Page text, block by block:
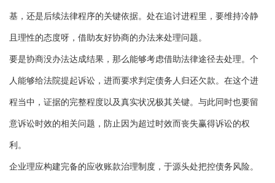
基，还是后续法律程序的关键依据。处在追讨进程里，要维持冷静
且理性的态度呀，借助友好协商的办法来处理问题。
要是协商没办法达成结果，那么能够考虑借助法律途径去处理。个
人能够给法院提起诉讼，进而要求判定债务人归还欠款。在这个进
程当中，证据的完整程度以及真实状况极其关键。与此同时也要留
意诉讼时效的相关问题，防止因为超过时效而丧失赢得诉讼的权
利。
企业理应构建完备的应收账款治理制度，于源头处把控债务风险。